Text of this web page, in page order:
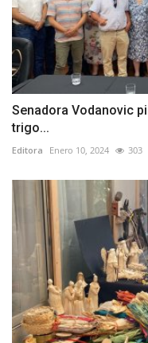
Senadora Vodanovic
trigo...
Editora Enero 10, 2024 303